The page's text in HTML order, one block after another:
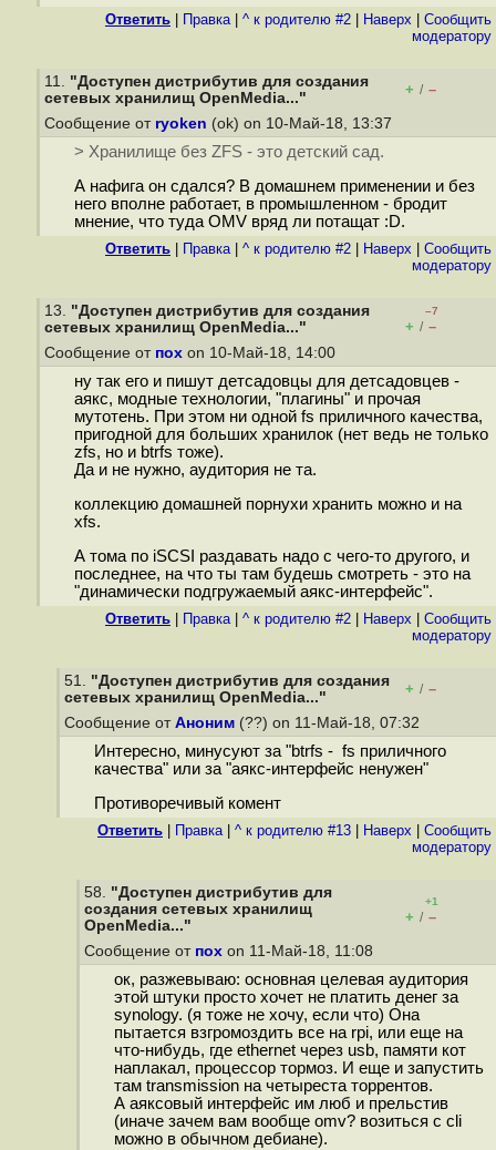
Ответить Правка| ^ к родителю #2 Наверх
Cообщить
модератору
11. "Доступен дистрибутив для создания
сетевых хранилищ OpenMedia..."
+ / –
Сообщение от ryoken (ok) on 10-Май-18, 13:37
> Хранилище без ZFS - это детский сад.
А нафига он сдался? В домашнем применении и без
него вполне работает, в промышленном - бродит
мнение, что туда OMV вряд ли потащат :D.
Ответить Правка| ^ к родителю #2 Наверх
Cообщить
модератору
13. "Доступен дистрибутив для создания
сетевых хранилищ OpenMedia..."
–7
+ / –
Сообщение от пох on 10-Май-18, 14:00
ну так его и пишут детсадовцы для детсадовцев -
аякс, модные технологии, "плагины" и прочая
мутотень. При этом ни одной fs приличного качества,
пригодной для больших хранилок (нет ведь не только
zfs, но и btrfs тоже).
Да и не нужно, аудитория не та.
коллекцию домашней порнухи хранить можно и на
xfs.
А тома по iSCSI раздавать надо с чего-то другого, и
последнее, на что ты там будешь смотреть - это на
"динамически подгружаемый аякс-интерфейс".
Ответить Правка| ^ к родителю #2 Наверх
Cообщить
модератору
51. "Доступен дистрибутив для создания
сетевых хранилищ OpenMedia..."
+ / –
Сообщение от Аноним (??) on 11-Май-18, 07:32
Интересно, минусуют за "btrfs - fs приличного
качества" или за "аякс-интерфейс ненужен"
Противоречивый комент
Ответить Правка| ^ к родителю #13 Наверх
Cообщить
модератору
58. "Доступен дистрибутив для
создания сетевых хранилищ
OpenMedia..."
+1
+ / –
Сообщение от пох on 11-Май-18, 11:08
ок, разжевываю: основная целевая аудитория
этой штуки просто хочет не платить денег за
synology. (я тоже не хочу, если что) Она
пытается взгромоздить все на rpi, или еще на
что-нибудь, где ethernet через usb, памяти кот
наплакал, процессор тормоз. И еще и запустить
там transmission на четыреста торрентов.
А аяксовый интерфейс им люб и прельстив
(иначе зачем вам вообще omv? возиться с cli
можно в обычном дебиане).